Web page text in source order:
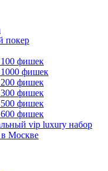
покер
фишек
фишек
фишек
фишек
фишек
фишек
vip luxury набор
в Москве